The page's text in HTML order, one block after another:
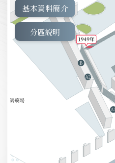
基本資料簡介
分區說明